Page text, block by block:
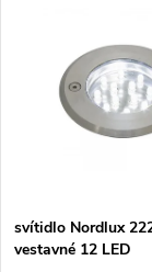
svítidlo Nordlux
vestavné 12 LED